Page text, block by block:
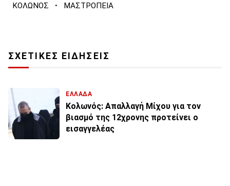
ΚΟΛΩΝΟΣ · ΜΑΣΤΡΟΠΕΙΑ
ΣΧΕΤΙΚΕΣ ΕΙΔΗΣΕΙΣ
ΕΛΛΑΔΑ
Κολωνός: Απαλλαγή Μίχου για τον
βιασμό της 12χρονης προτείνει ο
εισαγγελέας